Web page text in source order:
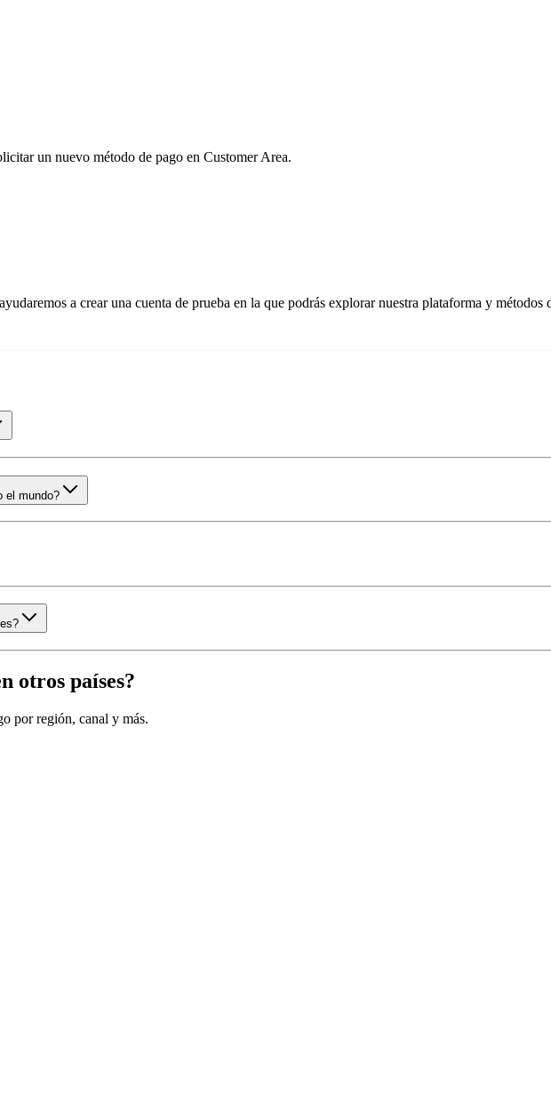
un nuevo método de pago en Customer Area.
a crear una cuenta de prueba en la que podrás explorar nuestra plataforma y métodos
el mundo?
otros países?
por región, canal y más.